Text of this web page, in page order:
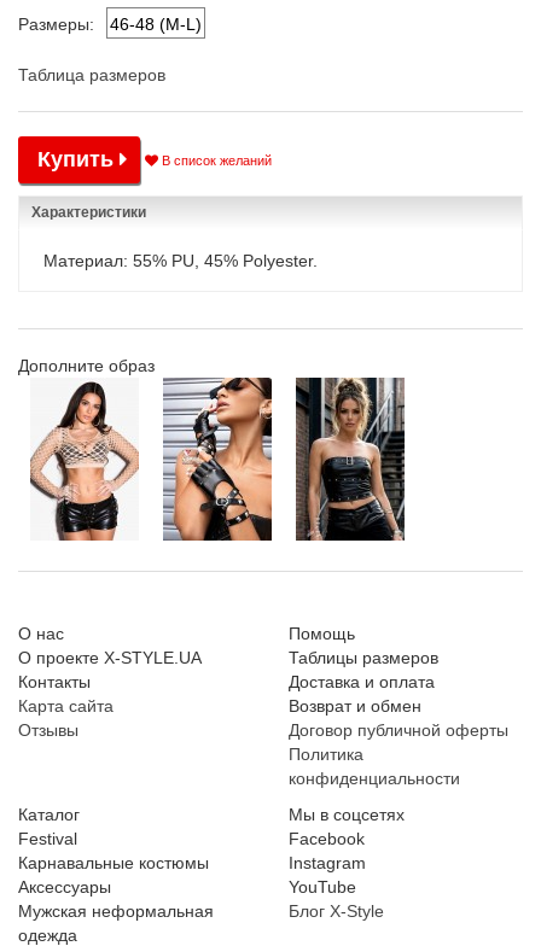
Размеры: 46-48 (M-L)
Таблица размеров
Купить В список желаний
Характеристики
Материал: 55% PU, 45% Polyester.
Дополните образ
О нас
О проекте X-STYLE.UA
Контакты
Карта сайта
Отзывы
Помощь
Таблицы размеров
Доставка и оплата
Возврат и обмен
Договор публичной оферты
Политика
конфиденциальности
Каталог
Festival
Карнавальные костюмы
Аксессуары
Мужская неформальная
одежда
Мы в соцсетях
Facebook
Instagram
YouTube
Блог X-Style